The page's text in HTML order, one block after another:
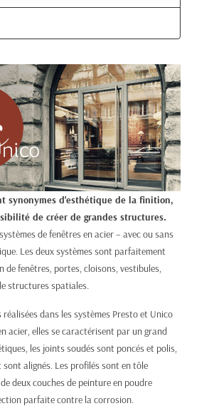
synonymes d'esthétique de la finition,
de créer de grandes structures.
de fenêtres en acier – avec ou sans
Les deux systèmes sont parfaitement
de fenêtres, portes, cloisons, vestibules,
structures spatiales.
dans les systèmes Presto et Unico
acier, elles se caractérisent par un grand
les joints soudés sont poncés et polis,
sont alignés. Les profilés sont en tôle
deux couches de peinture en poudre
parfaite contre la corrosion.